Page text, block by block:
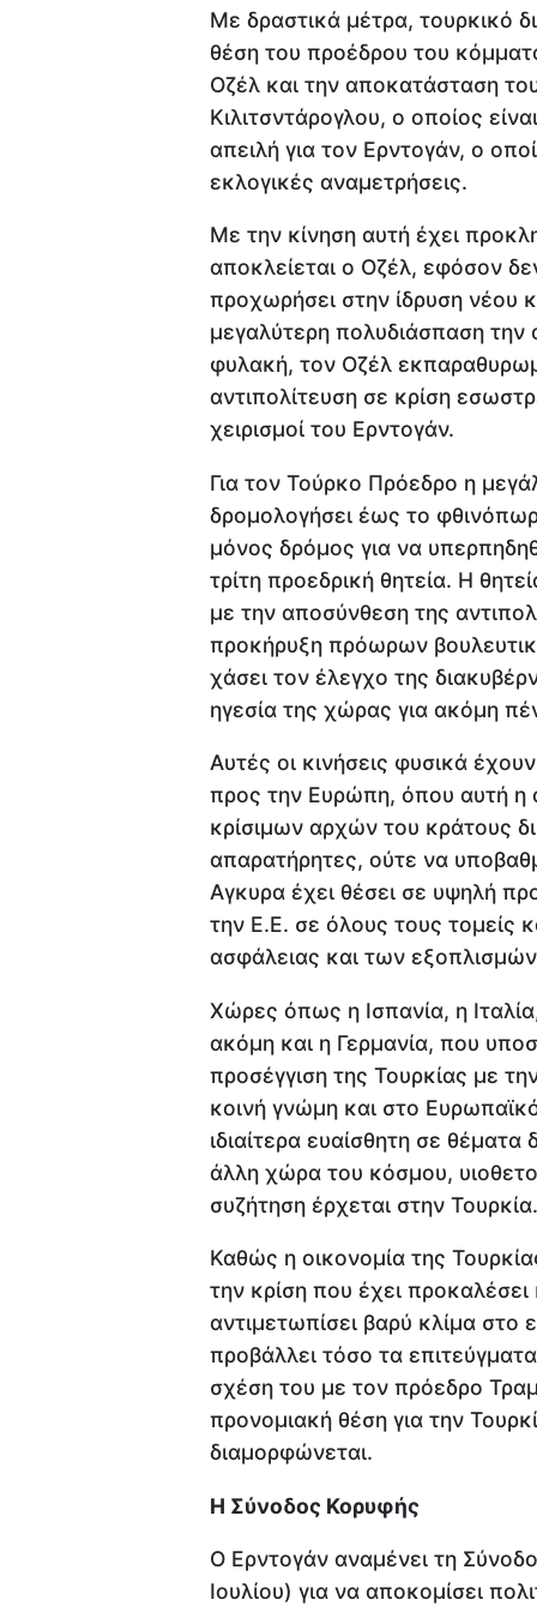
Με δραστικά μέτρα, τουρκικό
θέση του προέδρου του
Οζέλ και την αποκατάσταση
Κιλιτσντάρογλου, ο οποίος
απειλή για τον Ερντογάν, ο
εκλογικές αναμετρήσεις.
Με την κίνηση αυτή έχει
αποκλείεται ο Οζέλ, εφόσον
προχωρήσει στην ίδρυση νέου
μεγαλύτερη πολυδιάσπαση την
φυλακή, τον Οζέλ
αντιπολίτευση σε κρίση
χειρισμοί του Ερντογάν.
Για τον Τούρκο Πρόεδρο η
δρομολογήσει έως το
μόνος δρόμος για να
τρίτη προεδρική θητεία. Η
με την αποσύνθεση της
προκήρυξη πρόωρων
χάσει τον έλεγχο της
ηγεσία της χώρας για ακόμη
Αυτές οι κινήσεις φυσικά
προς την Ευρώπη, όπου αυτή η
κρίσιμων αρχών του κράτους
απαρατήρητες, ούτε να
Αγκυρα έχει θέσει σε υψηλή
την Ε.Ε. σε όλους τους τομείς
ασφάλειας και των
Χώρες όπως η Ισπανία, η
ακόμη και η Γερμανία, που
προσέγγιση της Τουρκίας με
κοινή γνώμη και στο
ιδιαίτερα ευαίσθητη σε
άλλη χώρα του κόσμου,
συζήτηση έρχεται στην Τουρκία.
Καθώς η οικονομία της
την κρίση που έχει
αντιμετωπίσει βαρύ κλίμα στο
προβάλλει τόσο τα
σχέση του με τον πρόεδρο
προνομιακή θέση για την
διαμορφώνεται.
Η Σύνοδος Κορυφής
Ο Ερντογάν αναμένει τη
Ιουλίου) για να αποκομίσει